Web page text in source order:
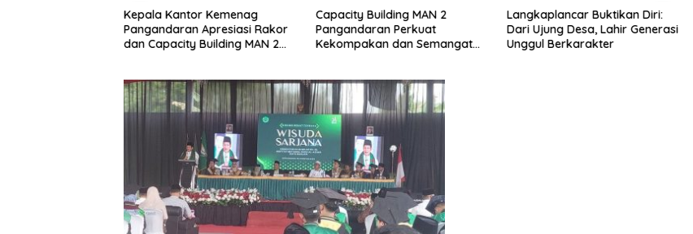
Kepala Kantor Kemenag
Pangandaran Apresiasi Rakor
dan Capacity Building MAN 2
Capacity Building MAN 2
Pangandaran Perkuat
Kekompakan dan Semangat
Langkaplancar Buktikan Diri:
Dari Ujung Desa, Lahir Generasi
Unggul Berkarakter